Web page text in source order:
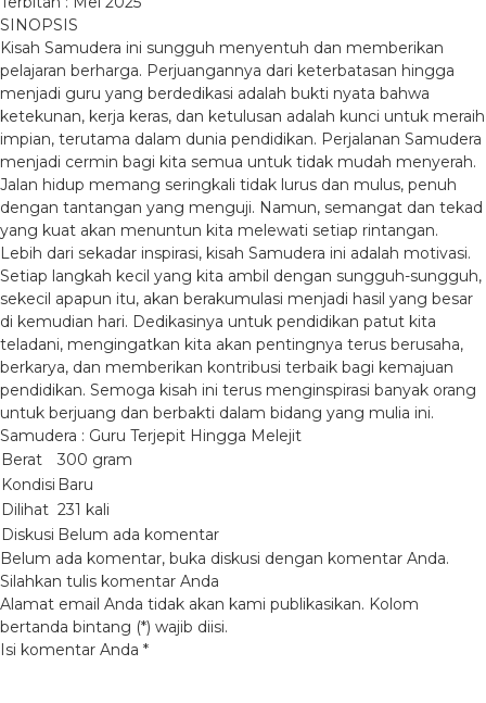
SINOPSIS
Kisah Samudera ini sungguh menyentuh dan memberikan
pelajaran berharga. Perjuangannya dari keterbatasan hingga
menjadi guru yang berdedikasi adalah bukti nyata bahwa
ketekunan, kerja keras, dan ketulusan adalah kunci untuk meraih
impian, terutama dalam dunia pendidikan. Perjalanan Samudera
menjadi cermin bagi kita semua untuk tidak mudah menyerah.
Jalan hidup memang seringkali tidak lurus dan mulus, penuh
dengan tantangan yang menguji. Namun, semangat dan tekad
yang kuat akan menuntun kita melewati setiap rintangan.
Lebih dari sekadar inspirasi, kisah Samudera ini adalah motivasi.
Setiap langkah kecil yang kita ambil dengan sungguh-sungguh,
sekecil apapun itu, akan berakumulasi menjadi hasil yang besar
di kemudian hari. Dedikasinya untuk pendidikan patut kita
teladani, mengingatkan kita akan pentingnya terus berusaha,
berkarya, dan memberikan kontribusi terbaik bagi kemajuan
pendidikan. Semoga kisah ini terus menginspirasi banyak orang
untuk berjuang dan berbakti dalam bidang yang mulia ini.
Samudera : Guru Terjepit Hingga Melejit
Berat
300 gram
Kondisi Baru
Dilihat 231 kali
Diskusi Belum ada komentar
Belum ada komentar, buka diskusi dengan komentar Anda.
Silahkan tulis komentar Anda
Alamat email Anda tidak akan kami publikasikan. Kolom
bertanda bintang (*) wajib diisi.
Isi komentar Anda *